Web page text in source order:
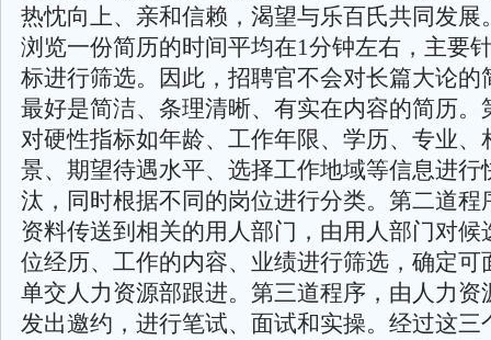
热忱向上、亲和信赖，渴望与乐百氏共同发展
浏览一份简历的时间平均在1分钟左右，主要
标进行筛选。因此，招聘官不会对长篇大论的
最好是简洁、条理清晰、有实在内容的简历。
对硬性指标如年龄、工作年限、学历、专业、
景、期望待遇水平、选择工作地域等信息进行
汰，同时根据不同的岗位进行分类。第二道程
资料传送到相关的用人部门，由用人部门对候
位经历、工作的内容、业绩进行筛选，确定可
单交人力资源部跟进。第三道程序，由人力资
发出邀约，进行笔试、面试和实操。经过这三